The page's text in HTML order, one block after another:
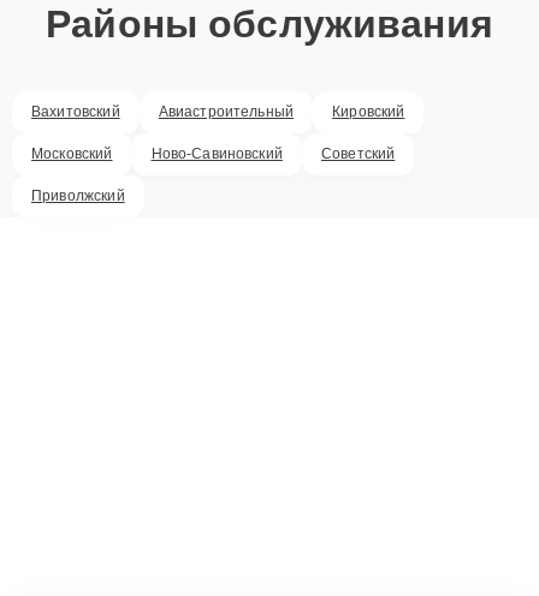
Районы обслуживания
Вахитовский Авиастроительный Кировский
Московский Ново-Савиновский Советский
Приволжский